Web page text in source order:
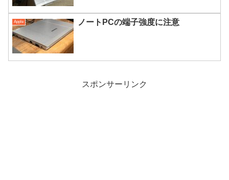
Apple ノートPCの端子強度に注意
スポンサーリンク